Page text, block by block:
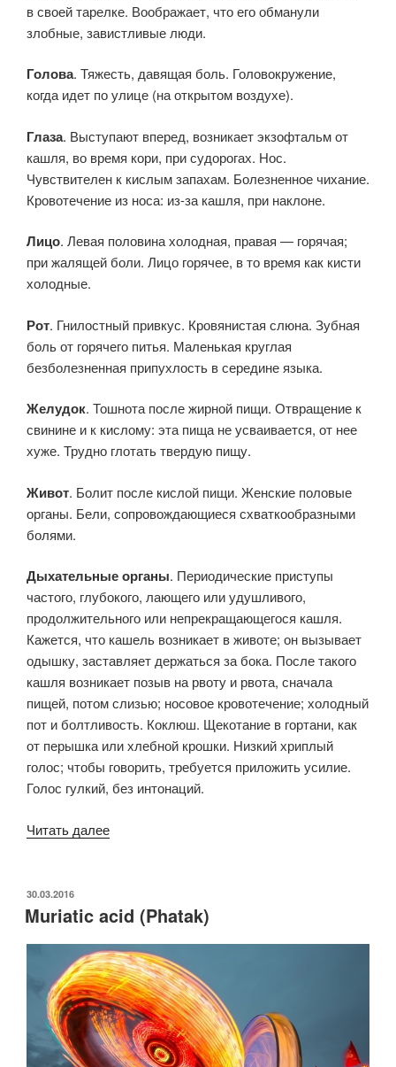
в своей тарелке. Воображает, что его обманули
злобные, завистливые люди.
Голова. Тяжесть, давящая боль. Головокружение,
когда идет по улице (на открытом воздухе).
Глаза. Выступают вперед, возникает экзофтальм от
кашля, во время кори, при судорогах. Нос.
Чувствителен к кислым запахам. Болезненное чихание.
Кровотечение из носа: из-за кашля, при наклоне.
Лицо. Левая половина холодная, правая — горячая;
при жалящей боли. Лицо горячее, в то время как кисти
холодные.
Рот. Гнилостный привкус. Кровянистая слюна. Зубная
боль от горячего питья. Маленькая круглая
безболезненная припухлость в середине языка.
Желудок. Тошнота после жирной пищи. Отвращение к
свинине и к кислому: эта пища не усваивается, от нее
хуже. Трудно глотать твердую пищу.
Живот. Болит после кислой пищи. Женские половые
органы. Бели, сопровождающиеся схваткообразными
болями.
Дыхательные органы. Периодические приступы
частого, глубокого, лающего или удушливого,
продолжительного или непрекращающегося кашля.
Кажется, что кашель возникает в животе; он вызывает
одышку, заставляет держаться за бока. После такого
кашля возникает позыв на рвоту и рвота, сначала
пищей, потом слизью; носовое кровотечение; холодный
пот и болтливость. Коклюш. Щекотание в гортани, как
от перышка или хлебной крошки. Низкий хриплый
голос; чтобы говорить, требуется приложить усилие.
Голос гулкий, без интонаций.
Читать далее«Drosera
ОПУБЛИКОВАНО
30.03.2016
Muriatic acid (Phatak)